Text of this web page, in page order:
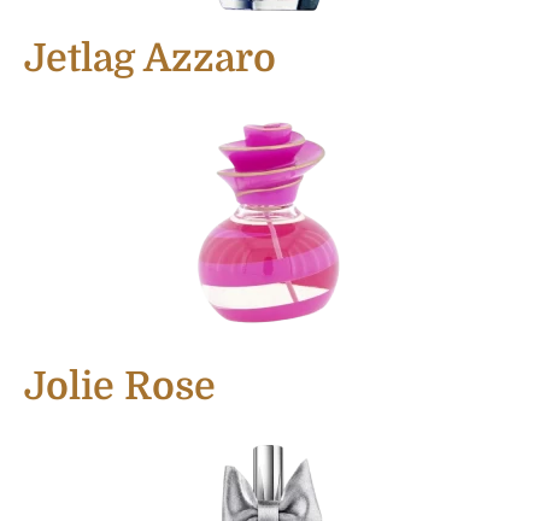
Jetlag Azzaro
Jolie Rose